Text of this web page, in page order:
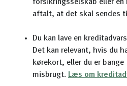
forsikringsselskab eller en
aftalt, at det skal sendes
Du kan lave en
Det kan relevant, hvis du
kørekort, eller du er
misbrugt. Læs om